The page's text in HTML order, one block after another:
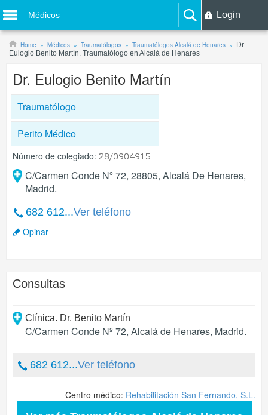
Médicos Login
Home Médicos Traumatólogos Traumatólogos Alcalá de Henares
Dr.
Eulogio Benito Martín. Traumatólogo en Alcalá de Henares
Dr. Eulogio Benito Martín
Traumatólogo
Perito Médico
Número de colegiado:
C/Carmen Conde Nº 72, 28805, Alcalá De Henares,
Madrid.
682 612...Ver teléfono
Opinar
Consultas
Clínica. Dr. Benito Martín
C/Carmen Conde Nº 72, Alcalá de Henares, Madrid.
682 612...Ver teléfono
Centro médico: Rehabilitación San Fernando, S.L.